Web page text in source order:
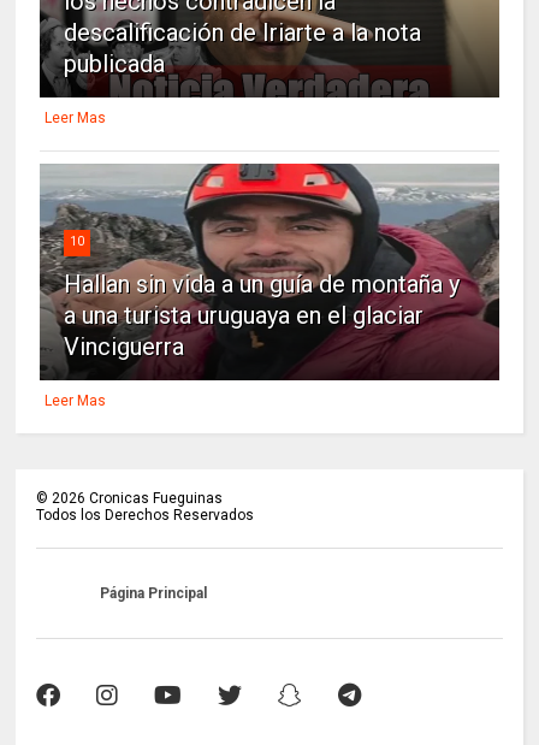
descalificación de Iriarte a la nota
publicada
Leer Mas
10
Hallan sin vida a un guía de montaña y
a una turista uruguaya en el glaciar
Vinciguerra
Leer Mas
© 2026 Cronicas Fueguinas
Todos los Derechos Reservados
Página Principal